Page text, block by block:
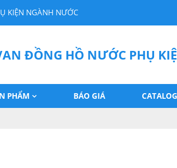
KIỆN NGÀNH NƯỚC
ĐỒNG HỒ NƯỚC PHỤ
PHẨM BÁO GIÁ